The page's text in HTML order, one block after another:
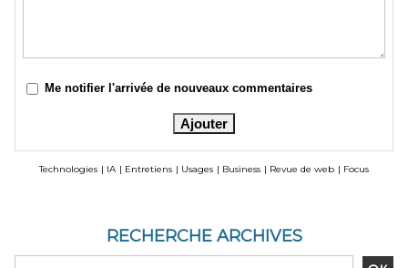
Me notifier l'arrivée de nouveaux commentaires
Technologies | IA | Entretiens | Usages | Business | Revue de web | Focus
RECHERCHE ARCHIVES